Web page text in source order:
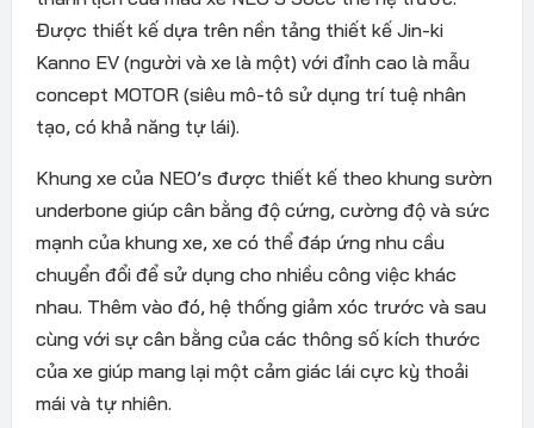
Được thiết kế dựa trên nền tảng thiết kế Jin-ki
Kanno EV (người và xe là một) với đỉnh cao là mẫu
concept MOTOR (siêu mô-tô sử dụng trí tuệ nhân
tạo, có khả năng tự lái).
Khung xe của NEO’s được thiết kế theo khung sườn
underbone giúp cân bằng độ cứng, cường độ và sức
mạnh của khung xe, xe có thể đáp ứng nhu cầu
chuyển đổi để sử dụng cho nhiều công việc khác
nhau. Thêm vào đó, hệ thống giảm xóc trước và sau
cùng với sự cân bằng của các thông số kích thước
của xe giúp mang lại một cảm giác lái cực kỳ thoải
mái và tự nhiên.